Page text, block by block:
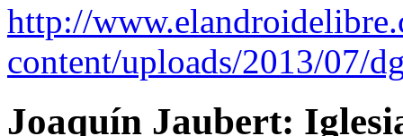
http://
content/uploads/2013/07/
Joaquín Jaubert: